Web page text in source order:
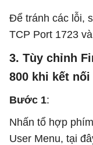
Để tránh các lỗi,
TCP Port 1723
3. Tùy chỉnh
800 khi kết nối
Bước 1:
Nhấn tổ hợp phím
User Menu, tại